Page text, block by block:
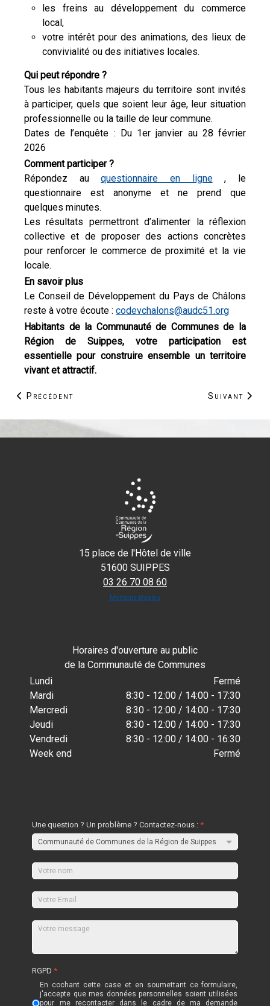
les freins au développement du commerce
local,
votre intérêt pour des animations, des lieux de
convivialité ou des initiatives locales.
Qui peut répondre ?
Tous les habitants majeurs du territoire sont invités
à participer, quels que soient leur âge, leur situation
professionnelle ou la taille de leur commune.
Dates de l’enquête : Du 1er janvier au 28 février
2026
Comment participer ?
Répondez auquestionnaire en ligne, le
questionnaire est anonyme et ne prend que
quelques minutes.
Les résultats permettront d’alimenter la réflexion
collective et de proposer des actions concrètes
pour renforcer le commerce de proximité et la vie
locale.
En savoir plus
Le Conseil de Développement du Pays de Châlons
reste à votre écoute : codevchalons@audc51.org
Habitants de la Communauté de Communes de la
Région de Suippes, votre participation est
essentielle pour construire ensemble un territoire
vivant et attractif.
Article précédent : Mémoire en chemins : 6 sites
Précédent Article
Suivant
15 place de l'Hôtel de ville
51600 SUIPPES
03 26 70 08 60
Mentions légales
Horaires d'ouverture au public
de la Communauté de Communes
Lundi
Fermé
Mardi
8:30 - 12:00 / 14:00 - 17:30
Mercredi
8:30 - 12:00 / 14:00 - 17:30
Jeudi
8:30 - 12:00 / 14:00 - 17:30
Vendredi
8:30 - 12:00 / 14:00 - 16:30
Week end
Fermé
Une question ? Un problème ? Contactez-nous :*
RGPD*
En cochant cette case et en soumettant ce formulaire,
j'accepte que mes données personnelles soient utilisées
pour me recontacter dans le cadre de ma demande